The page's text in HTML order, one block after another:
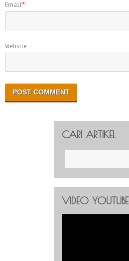
Email*
Website
CARI ARTIKEL
VIDEO YOUTUBE